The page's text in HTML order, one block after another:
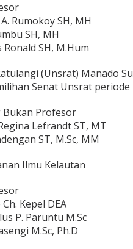
Rumokoy SH, MH
SH, MH
Ronald SH, M.Hum
(Unsrat) Manado
Senat Unsrat periode
Bukan Profesor
Lefrandt ST, MT
ST, M.Sc, MM
Ilmu Kelautan
Kepel DEA
P. Paruntu M.Sc
M.Sc, Ph.D